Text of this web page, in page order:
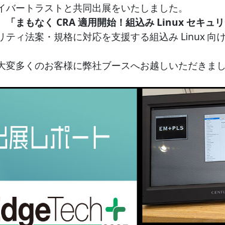
バートラストと共同出展をいたしました。
「まもなく CRA 適用開始！組込み Linux セキュ
ティ法案・規格に対応を支援する組込み Linux 向
変多くのお客様に弊社ブースへお越しいただきまし